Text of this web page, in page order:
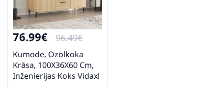
76.99€ 96.49€
Kumode, Ozolkoka
Krāsa, 100X36X60 Cm,
Inženierijas Koks Vidaxl